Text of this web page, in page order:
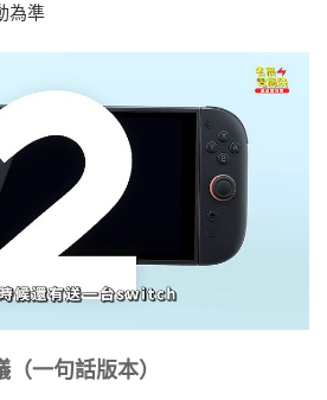
為準
一句話版本）